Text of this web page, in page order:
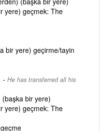
yere) geçmek: The
bir yere) geçirme/tayin
- He has transferred all his
bir yere)
yere) geçmek: The